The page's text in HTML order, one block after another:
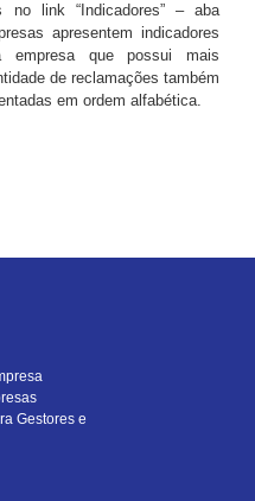
no link “Indicadores” – aba
apresentem indicadores
empresa que possui mais
de reclamações também
em ordem alfabética.
Gestores e